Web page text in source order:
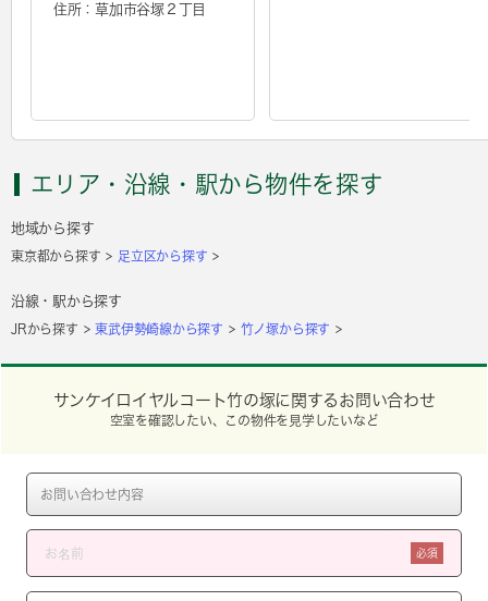
住所：草加市谷塚２丁目
エリア・沿線・駅から物件を探す
地域から探す
東京都から探す 足立区から探す
沿線・駅から探す
JRから探す 東武伊勢崎線から探す 竹ノ塚から探す
サンケイロイヤルコート竹の塚に関するお問い合わせ
空室を確認したい、この物件を見学したいなど
必須